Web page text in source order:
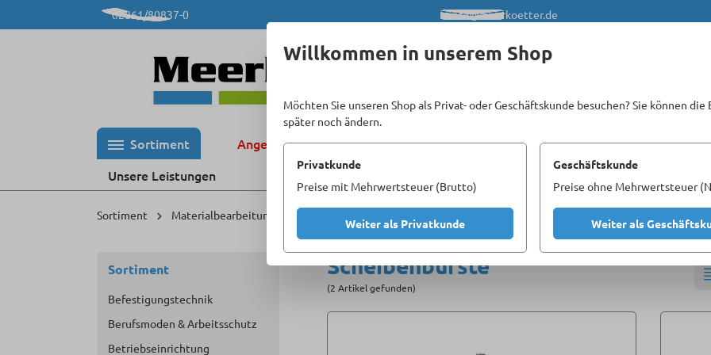
Hauptinhalt springen
Zur Hauptnavigation springen
02861/80837-0 info@meerkoetter.de
Sortiment Angebote % Kataloge
Unsere Homepages
Unsere Leistungen
Willkommen in unserem Shop
Möchten Sie unseren Shop als Privat- oder Geschäftskunde besuchen? Sie können die
später noch ändern.
Privatkunde
Preise mit Mehrwertsteuer (Brutto)
Weiter als Privatkunde
Geschäftskunde
Preise ohne Mehrwertsteuer
Weiter als
Sortiment Materialbearbeitung
Sortiment
Befestigungstechnik
Berufsmoden & Arbeitsschutz
Betriebseinrichtung
Scheibenbürste
(2 Artikel gefunden)